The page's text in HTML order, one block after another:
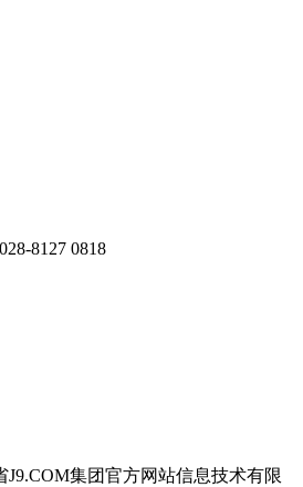
028-8127 0818
J9.COM集团官方网站信息技术有限